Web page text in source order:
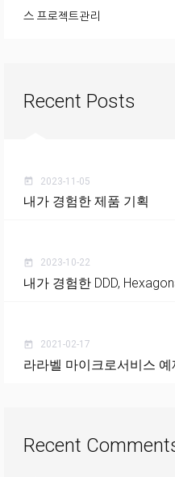
스 프로젝트관리
Recent Posts
today 2023-11-05
내가 경험한 제품 기획
today 2023-10-22
내가 경험한 DDD,
today 2021-02-17
라라벨 마이크로서비스 예
Recent